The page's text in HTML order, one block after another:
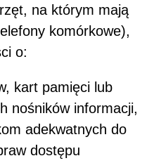
na którym mają
komórkowe),
o:
kart pamięci lub
nośników informacji,
adekwatnych do
dostępu